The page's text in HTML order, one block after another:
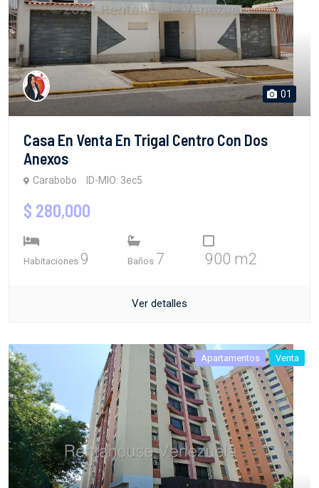
01
Casa En Venta En Trigal Centro Con Dos
Anexos
Carabobo ID-MIO: 3ec5
$ 280,000
Habitaciones 9 Baños 7 900 m2
Ver detalles
Apartamentos Venta